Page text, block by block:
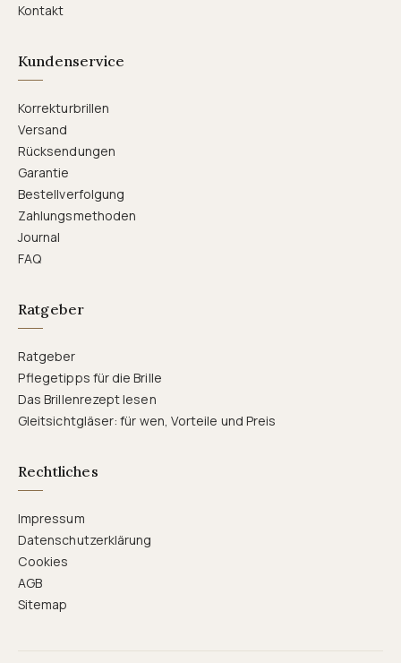
Kontakt
Kundenservice
Korrekturbrillen
Versand
Rücksendungen
Garantie
Bestellverfolgung
Zahlungsmethoden
Journal
FAQ
Ratgeber
Ratgeber
Pflegetipps für die Brille
Das Brillenrezept lesen
Gleitsichtgläser: für wen, Vorteile und Preis
Rechtliches
Impressum
Datenschutzerklärung
Cookies
AGB
Sitemap